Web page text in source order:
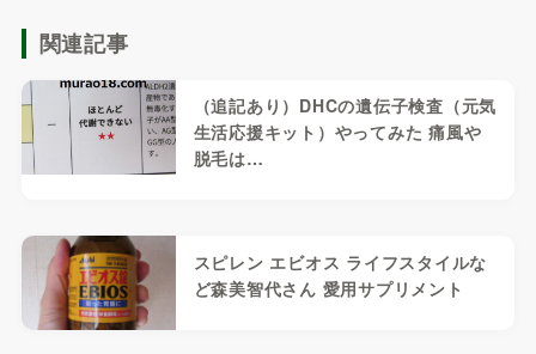
関連記事
（追記あり）DHCの遺伝子検査（元気
生活応援キット）やってみた 痛風や
脱毛は…
スピレン エビオス ライフスタイルな
ど森美智代さん 愛用サプリメント